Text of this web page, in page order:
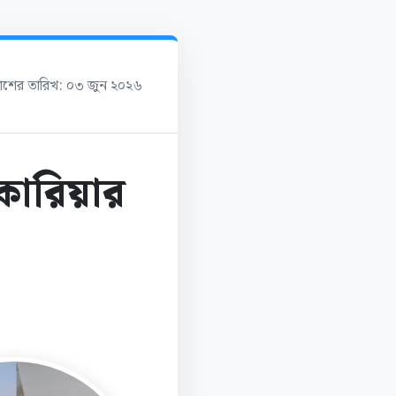
তারিখ: ০৩ জুন ২০২৬